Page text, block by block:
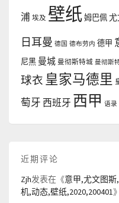
浦 埃及 壁纸姆巴佩尤
日耳曼 德国 德布劳内 德甲
尼黑 曼城 曼彻斯特城 曼彻斯
球衣 皇家马德里
萄牙 西班牙 西甲 语录
近期评论
Zjh发表在《意甲,尤文图
机,动态,壁纸,2020,200401》